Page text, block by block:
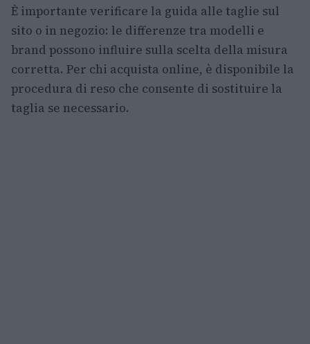
È importante verificare la guida alle taglie sul
sito o in negozio: le differenze tra modelli e
brand possono influire sulla scelta della misura
corretta. Per chi acquista online, è disponibile la
procedura di reso che consente di sostituire la
taglia se necessario.